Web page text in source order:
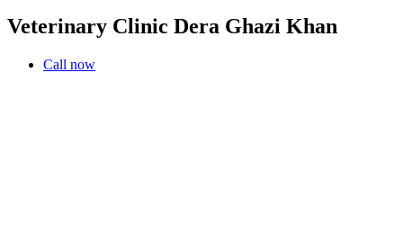
Veterinary Clinic Dera Ghazi Khan
Call now